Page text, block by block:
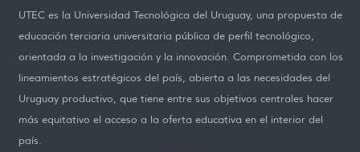
UTEC es la Universidad Tecnológica del Uruguay, una propuesta de
educación terciaria universitaria pública de perfil tecnológico,
orientada a la investigación y la innovación. Comprometida con los
lineamientos estratégicos del país, abierta a las necesidades del
Uruguay productivo, que tiene entre sus objetivos centrales hacer
más equitativo el acceso a la oferta educativa en el interior del
país.